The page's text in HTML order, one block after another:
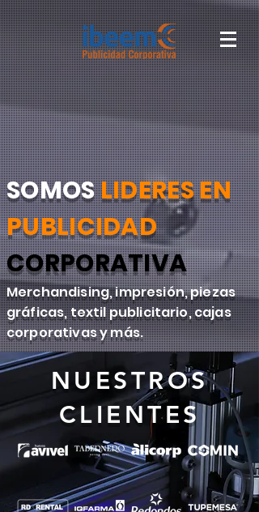
SOMOSLIDERES EN
PUBLICIDAD
CORPORATIVA
Merchandising, impresión, piezas
gráficas, textil publicitario, cajas
corporativas y más.
NUESTROS
CLIENTES